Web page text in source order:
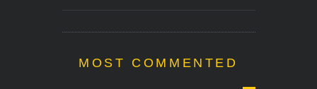
MOST COMMENTED